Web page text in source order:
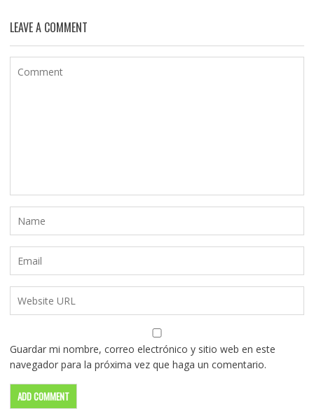
LEAVE A COMMENT
Guardar mi nombre, correo electrónico y sitio web en este
navegador para la próxima vez que haga un comentario.